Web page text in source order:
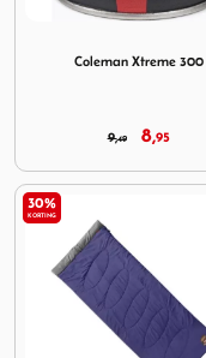
Coleman Xtreme 300
9,49 8,95
30%
KORTING